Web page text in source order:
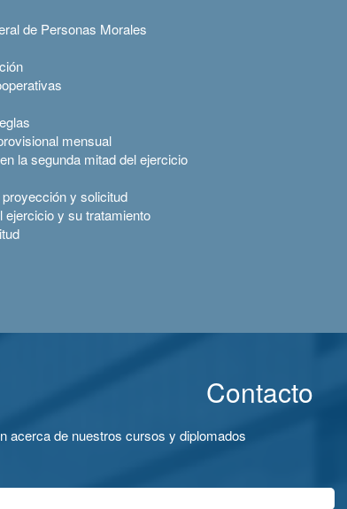
de Personas Morales
mensual
la segunda mitad del ejercicio
y solicitud
ejercicio y su tratamiento
Contacto
acerca de nuestros cursos y diplomados